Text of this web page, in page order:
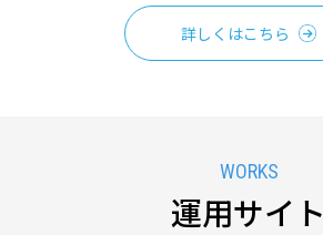
詳しくはこちら
運用サイト